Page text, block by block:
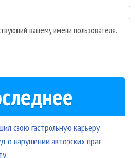
вашему имени пользователя.
свою гастрольную карьеру
о нарушении авторских прав